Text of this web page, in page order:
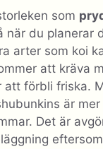
som
när du planerar
arter som koi
att kräva
att förbli friska.
är
Det är